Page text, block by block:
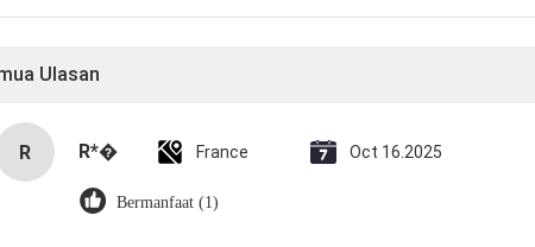
Ulasan
R R*� France Oct 16.2025
Bermanfaat (1)